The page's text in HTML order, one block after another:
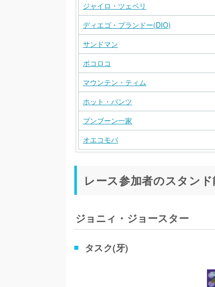
ジャイロ・ツェペリ
ディエゴ・ブランドー(DIO)
サンドマン
ポコロコ
マウンテン・ティム
ホット・パンツ
ブンブーン一家
オエコモバ
ファニー・バレンタイン
ポーク・パイ・ハット小僧
ブラックモア
ルーシー・スティール
レース参加者のスタン
ジョニィ・ジョースター
タスク(牙)